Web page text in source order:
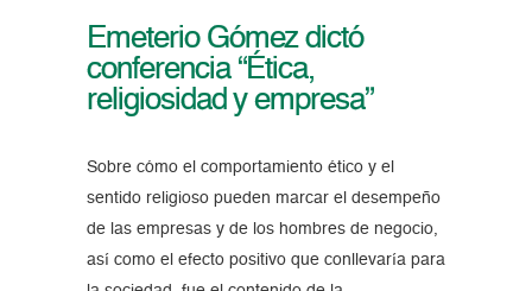
Emeterio Gómez dictó
conferencia “Ética,
religiosidad y empresa”
Sobre cómo el comportamiento ético y el
sentido religioso pueden marcar el desempeño
de las empresas y de los hombres de negocio,
así como el efecto positivo que conllevaría para